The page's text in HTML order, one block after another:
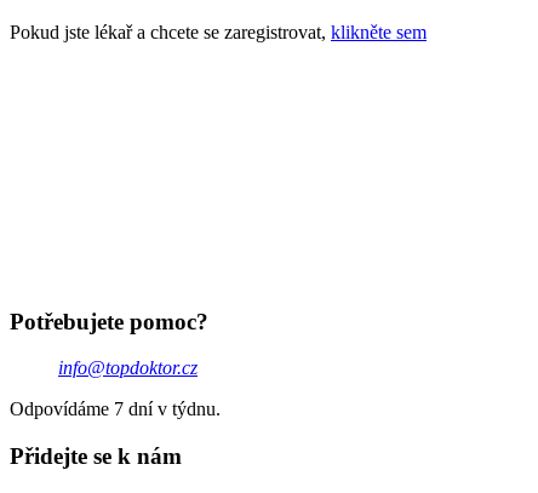
Pokud jste lékař a chcete se zaregistrovat, klikněte sem
Potřebujete pomoc?
info@topdoktor.cz
Odpovídáme 7 dní v týdnu.
Přidejte se k nám